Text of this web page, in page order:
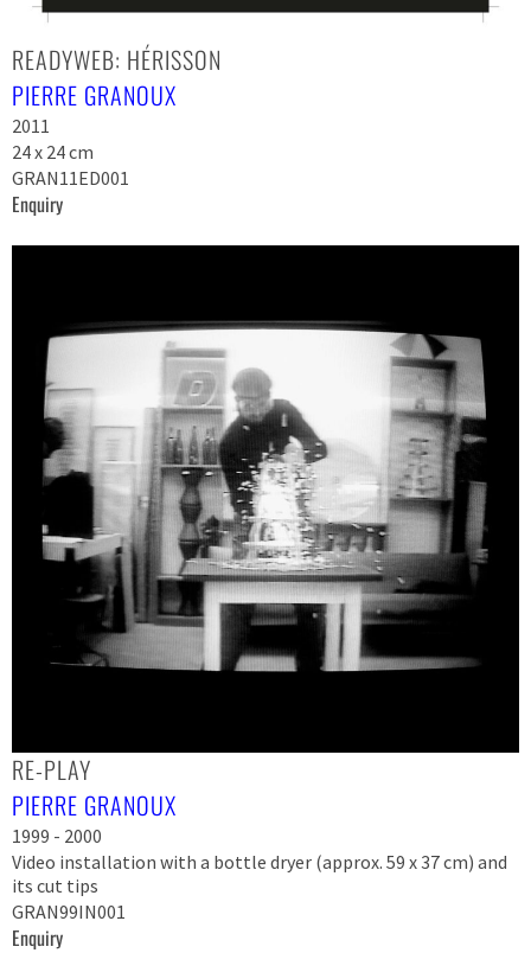
READYWEB: HÉRISSON
PIERRE GRANOUX
2011
24 x 24 cm
GRAN11ED001
Enquiry
RE-PLAY
PIERRE GRANOUX
1999 - 2000
Video installation with a bottle dryer (approx. 59 x 37 cm) and
its cut tips
GRAN99IN001
Enquiry